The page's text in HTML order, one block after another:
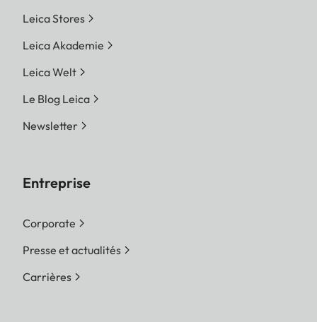
Leica Stores
Leica Akademie
Leica Welt
Le Blog Leica
Newsletter
Entreprise
Corporate
Presse et actualités
Carrières